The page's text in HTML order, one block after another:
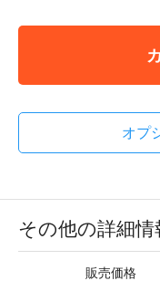
オプ
その他の詳細情
販売価格